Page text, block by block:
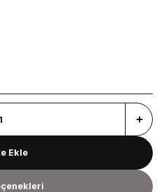
Ekle